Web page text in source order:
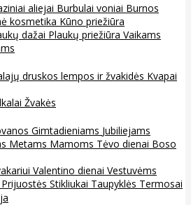
aliejai Burbulai voniai Burnos
kosmetika Kūno priežiūra
dažai Plaukų priežiūra Vaikams
druskos lempos ir žvakidės Kvapai
Žvakės
Gimtadieniams Jubiliejams
Metams Mamoms Tėvo dienai Boso
Valentino dienai Vestuvėms
Prijuostės Stikliukai Taupyklės Termosai